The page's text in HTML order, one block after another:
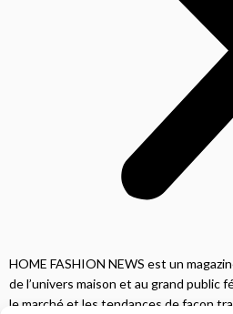
HOME FASHION NEWS est un
de l’univers maison et au grand public
le marché et les tendances de façon